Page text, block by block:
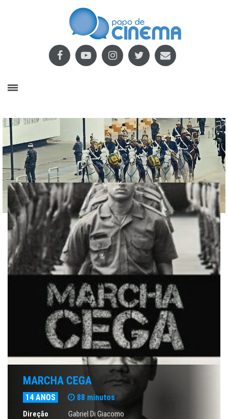
MARCHA CEGA
14 ANOS 88 minutos
Direção
Gabriel Di Giacomo